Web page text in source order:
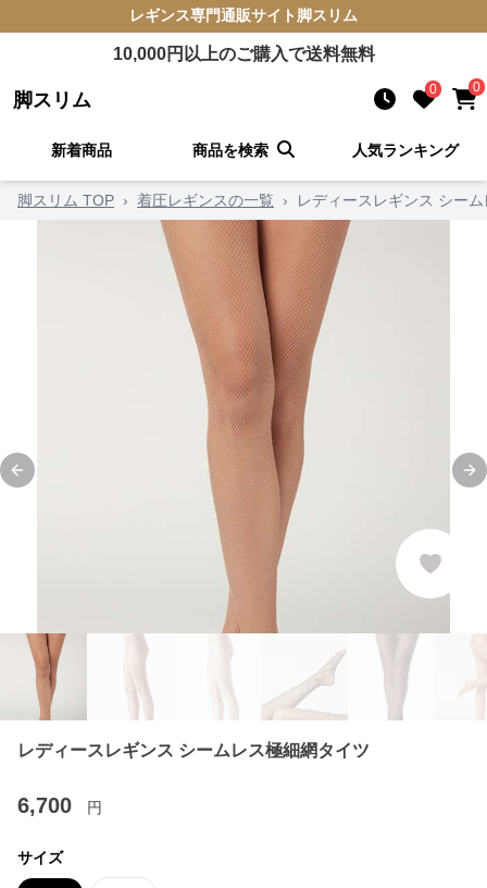
レギンス専門通販サイト 脚スリム
10,000円以上のご購入で送料無料
脚スリム 0 0
新着商品 商品を検索 人気ランキング
脚スリム TOP › 着圧レギンスの一覧 › レディースレギンス シー
Previous slide
レディースレギンス シームレス極細網タイツ
6,700 円
サイズ